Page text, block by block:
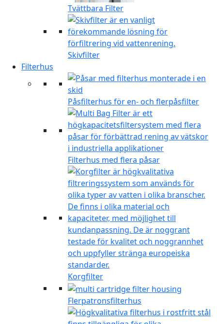
Tvättbara Filter
Skivfilter
Filterhus
Påsfilterhus för en- och flerpåsfilter
Filterhus med flera påsar
Korgfilter
Flerpatronsfilterhus